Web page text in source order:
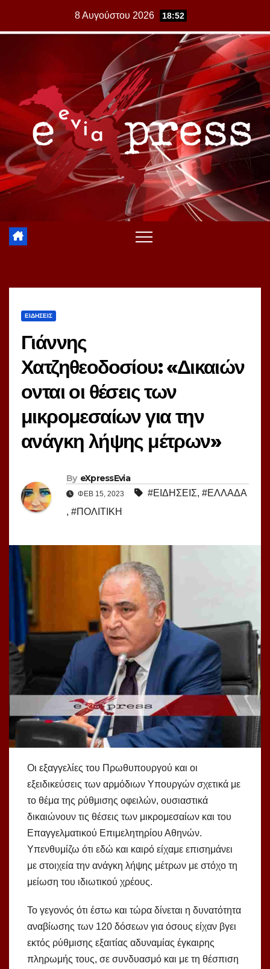
8 Αυγούστου 2026 18:52
ΕΙΔΗΣΕΙΣ
Γιάννης
Χατζηθεοδοσίου: «Δικαιών
ονται οι θέσεις των
μικρομεσαίων για την
ανάγκη λήψης μέτρων»
By eXpressEvia
ΦΕΒ 15, 2023 #ΕΙΔΗΣΕΙΣ, #ΕΛΛΑΔΑ
, #ΠΟΛΙΤΙΚΗ
Οι εξαγγελίες του Πρωθυπουργού και οι
εξειδικεύσεις των αρμόδιων Υπουργών σχετικά με
το θέμα της ρύθμισης οφειλών, ουσιαστικά
δικαιώνουν τις θέσεις των μικρομεσαίων και του
Επαγγελματικού Επιμελητηρίου Αθηνών.
Υπενθυμίζω ότι εδώ και καιρό είχαμε επισημάνει
με στοιχεία την ανάγκη λήψης μέτρων με στόχο τη
μείωση του ιδιωτικού χρέους.
Το γεγονός ότι έστω και τώρα δίνεται η δυνατότητα
αναβίωσης των 120 δόσεων για όσους είχαν βγει
εκτός ρύθμισης εξαιτίας αδυναμίας έγκαιρης
πληρωμής τους, σε συνδυασμό και με τη θέσπιση